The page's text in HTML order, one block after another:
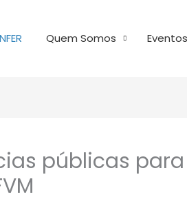
Quem Somos Eventos
públicas